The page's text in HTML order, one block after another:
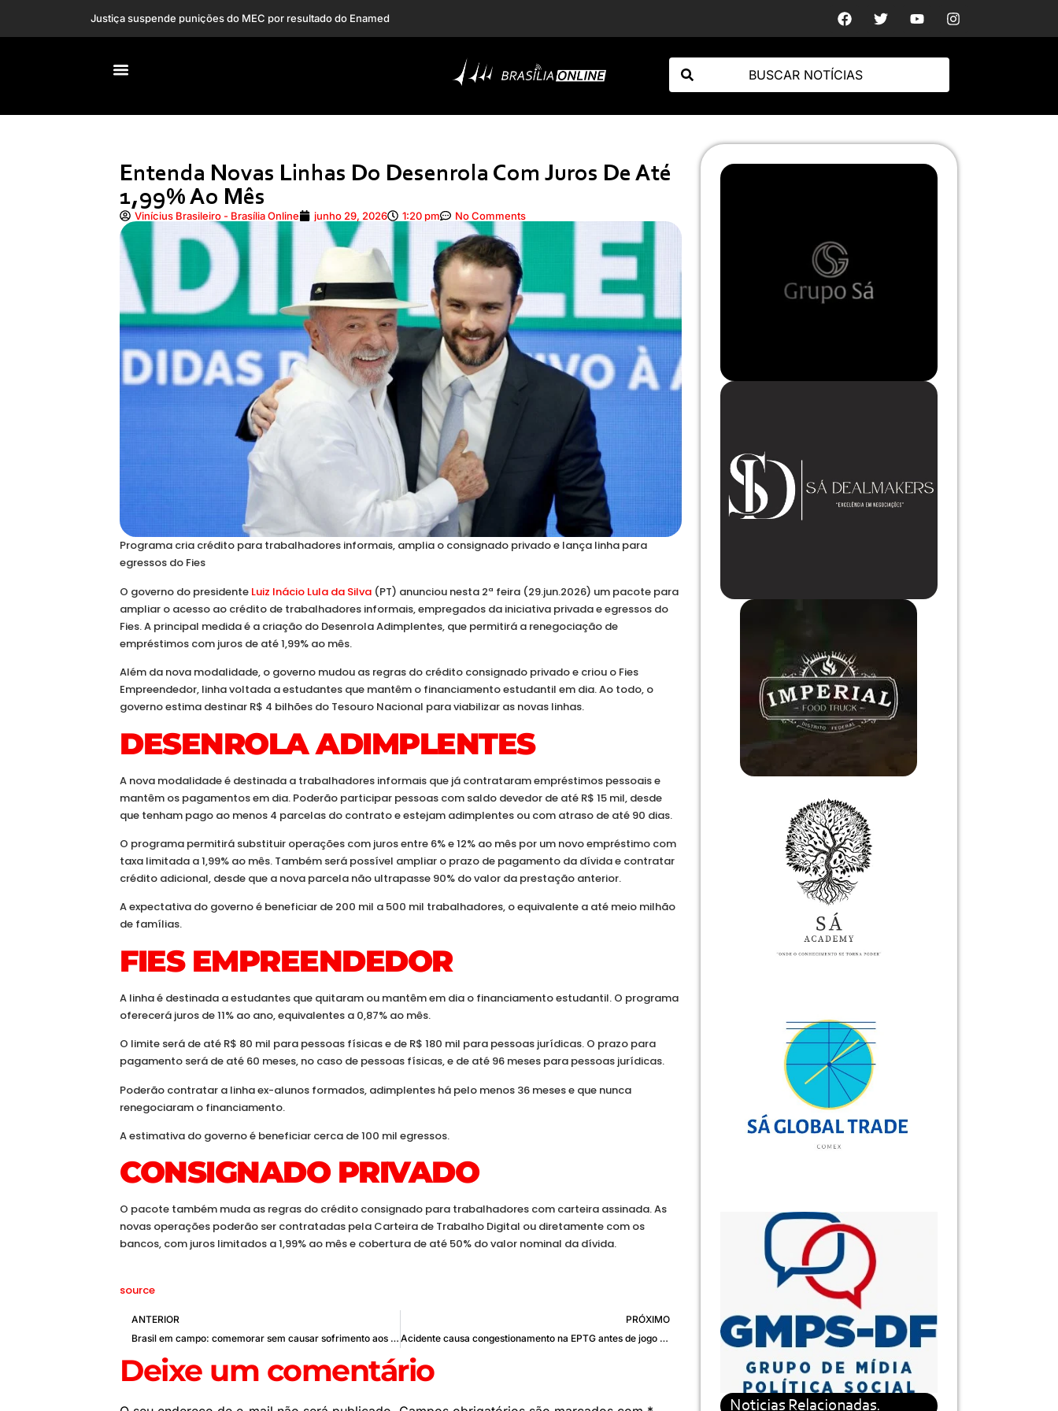
O que faz os haters
PF indicia ex-presidente do INSS e mais 5 por fraudes ligadas à Contag
PT erra ao ficar refém de política de classe média, diz Quaquá
Entenda Novas Linhas Do Desenrola Com Juros De Até
1,99% Ao Mês
Vinícius Brasileiro - Brasília Online junho 29, 2026 1:20 pm No Comments
Programa cria crédito para trabalhadores informais, amplia o consignado privado e lança linha para
egressos do Fies
O governo do presidente Luiz Inácio Lula da Silva (PT) anunciou nesta 2ª feira (29.jun.2026) um pacote para
ampliar o acesso ao crédito de trabalhadores informais, empregados da iniciativa privada e egressos do
Fies. A principal medida é a criação do Desenrola Adimplentes, que permitirá a renegociação de
empréstimos com juros de até 1,99% ao mês.
Além da nova modalidade, o governo mudou as regras do crédito consignado privado e criou o Fies
Empreendedor, linha voltada a estudantes que mantêm o financiamento estudantil em dia. Ao todo, o
governo estima destinar R$ 4 bilhões do Tesouro Nacional para viabilizar as novas linhas.
DESENROLA ADIMPLENTES
A nova modalidade é destinada a trabalhadores informais que já contrataram empréstimos pessoais e
mantêm os pagamentos em dia. Poderão participar pessoas com saldo devedor de até R$ 15 mil, desde
que tenham pago ao menos 4 parcelas do contrato e estejam adimplentes ou com atraso de até 90 dias.
O programa permitirá substituir operações com juros entre 6% e 12% ao mês por um novo empréstimo com
taxa limitada a 1,99% ao mês. Também será possível ampliar o prazo de pagamento da dívida e contratar
crédito adicional, desde que a nova parcela não ultrapasse 90% do valor da prestação anterior.
A expectativa do governo é beneficiar de 200 mil a 500 mil trabalhadores, o equivalente a até meio milhão
de famílias.
FIES EMPREENDEDOR
A linha é destinada a estudantes que quitaram ou mantêm em dia o financiamento estudantil. O programa
oferecerá juros de 11% ao ano, equivalentes a 0,87% ao mês.
O limite será de até R$ 80 mil para pessoas físicas e de R$ 180 mil para pessoas jurídicas. O prazo para
pagamento será de até 60 meses, no caso de pessoas físicas, e de até 96 meses para pessoas jurídicas.
Poderão contratar a linha ex-alunos formados, adimplentes há pelo menos 36 meses e que nunca
renegociaram o financiamento.
A estimativa do governo é beneficiar cerca de 100 mil egressos.
CONSIGNADO PRIVADO
O pacote também muda as regras do crédito consignado para trabalhadores com carteira assinada. As
novas operações poderão ser contratadas pela Carteira de Trabalho Digital ou diretamente com os
bancos, com juros limitados a 1,99% ao mês e cobertura de até 50% do valor nominal da dívida.
source
ANTERIOR
Brasil em campo: comemorar sem causar sofrimento aos animais é um ato de cidadania
PRÓXIMO
Acidente causa congestionamento na EPTG antes de jogo do Brasil
Deixe um comentário
Noticias Relacionadas.